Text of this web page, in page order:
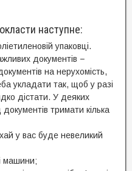
наступне:
упаковці.
документів −
на нерухомість,
укладати так, щоб у разі
дістати. У деяких
тримати кілька
у вас буде невеликий
машини;